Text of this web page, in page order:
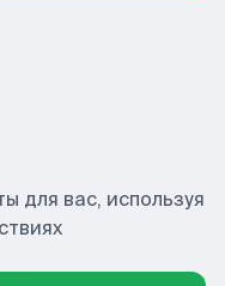
для вас, используя